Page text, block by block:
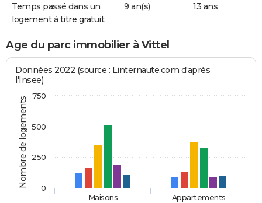
Temps passé dans un
logement à titre gratuit
9 an(s) 13 ans
Age du parc immobilier à Vittel
Nombre de logements
Données 2022 (source : Linternaute.com d'après
l'Insee)
Maisons Appartements
0
250
500
750